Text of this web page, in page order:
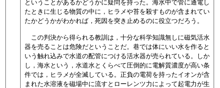
ということがあるかどうかに疑問を持った。海水中で管に通電し
たときに生じる物質の中に，ヒラメや苔を殺すものが含まれてい
たかどうかがわかれば，死因を突き止めるのに役立つだろう。
この判決から得られる教訓は，十分な科学知識無しに磁気活水
器を売ることは危険だということだ。巷では体にいい水を作ると
いう触れ込みで水道の配管につける活水器が売られている。しか
し，海水という，水道水とくらべて圧倒的に電解質濃度が高い条
件では，ヒラメが全滅している。正負の電荷を持ったイオンが含
まれた水溶液を磁場中に流すとローレンツ力によって起電力が生